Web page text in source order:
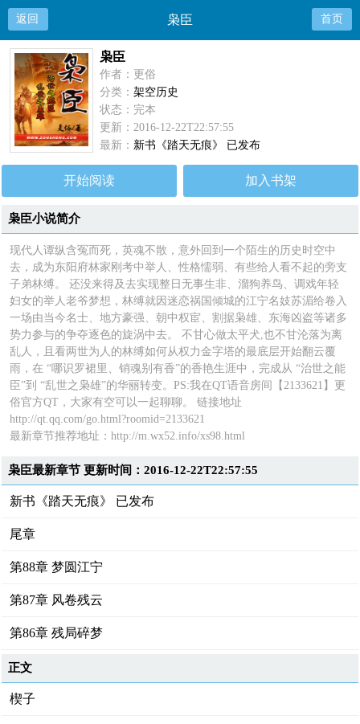
返回 枭臣 首页
枭臣
作者：更俗
分类：架空历史
状态：完本
更新：2016-12-22T22:57:55
最新： 新书《踏天无痕》 已发布
开始阅读 加入书架
枭臣小说简介
现代人谭纵含冤而死，英魂不散，意外回到一个陌生的历史时空中
去，成为东阳府林家刚考中举人、性格懦弱、有些给人看不起的旁支
子弟林缚。 还没来得及去实现整日无事生非、溜狗养鸟、调戏年轻
妇女的举人老爷梦想，林缚就因迷恋祸国倾城的江宁名妓苏湄给卷入
一场由当今名士、地方豪强、朝中权宦、割据枭雄、东海凶盗等诸多
势力参与的争夺逐色的旋涡中去。 不甘心做太平犬,也不甘沦落为离
乱人，且看两世为人的林缚如何从权力金字塔的最底层开始翻云覆
雨，在 “哪识罗裙里、销魂别有香”的香艳生涯中，完成从 “治世之能
臣”到 “乱世之枭雄”的华丽转变。PS:我在QT语音房间【2133621】更
俗官方QT，大家有空可以一起聊聊。 链接地址
http://qt.qq.com/go.html?roomid=2133621
最新章节推荐地址：http://m.wx52.info/xs98.html
枭臣最新章节 更新时间：2016-12-22T22:57:55
新书《踏天无痕》 已发布
尾章
第88章 梦圆江宁
第87章 风卷残云
第86章 残局碎梦
正文
楔子